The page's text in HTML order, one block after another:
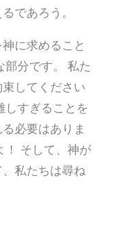
であろう。
に求めること
部分です。 私た
してください
しすぎることを
必要はありま
！ そして、神が
私たちは尋ね